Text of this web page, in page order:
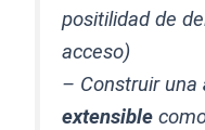
positilidad de
acceso)
– Construir una
extensible